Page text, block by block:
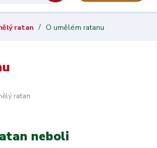
ratan O umělém ratanu
ratan
neboli